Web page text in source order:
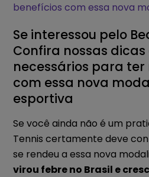
benefícios com essa nova
Se interessou pelo
Confira nossas dicas
necessários para
com essa nova
esportiva
Se você ainda não é um
Tennis certamente deve
se rendeu a essa nova
virou febre no Brasil e